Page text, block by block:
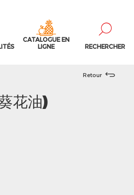
CATALOGUE EN
LIGNE
RECHERCHER
Retour
花油)